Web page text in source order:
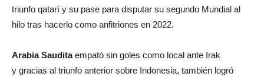
triunfo qatarí y su pase para disputar su segundo Mundial al
hilo tras hacerlo como anfitriones en 2022.
Arabia Sauditaempató sin goles como local ante Irak
y gracias al triunfo anterior sobre Indonesia, también logró